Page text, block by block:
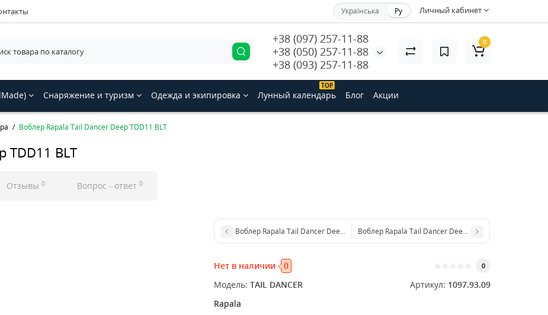
Личный кабинет
Українська Ру
+38 (097) 257-11-88
+38 (050) 257-11-88
+38 (093) 257-11-88
0
Снаряжение и туризм Одежда и экипировка
ТОP
Лунный календарь Блог Акции
Воблер Rapala Tail Dancer Deep TDD11 BLT
TDD11 BLT
Отзывы 0 Вопрос - ответ 0
Воблер Rapala Tail Dancer Deep TDD11 BFLВоблер Rapala Tail Dancer Deep TDD11 CLF
Нет в наличии 0 0
Модель: TAIL DANCER Артикул: 1097.93.09
Rapala